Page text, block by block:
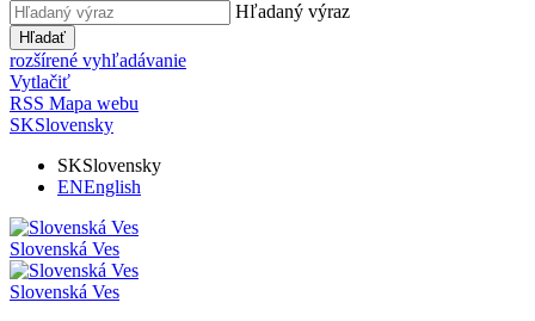
Hľadaný výraz
Hľadať
rozšírené vyhľadávanie
Vytlačiť
RSS Mapa webu
SKSlovensky
SKSlovensky
ENEnglish
Slovenská Ves
Slovenská Ves